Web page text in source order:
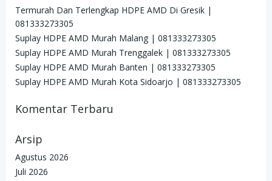
Termurah Dan Terlengkap HDPE AMD Di Gresik |
081333273305
Suplay HDPE AMD Murah Malang | 081333273305
Suplay HDPE AMD Murah Trenggalek | 081333273305
Suplay HDPE AMD Murah Banten | 081333273305
Suplay HDPE AMD Murah Kota Sidoarjo | 081333273305
Komentar Terbaru
Arsip
Agustus 2026
Juli 2026